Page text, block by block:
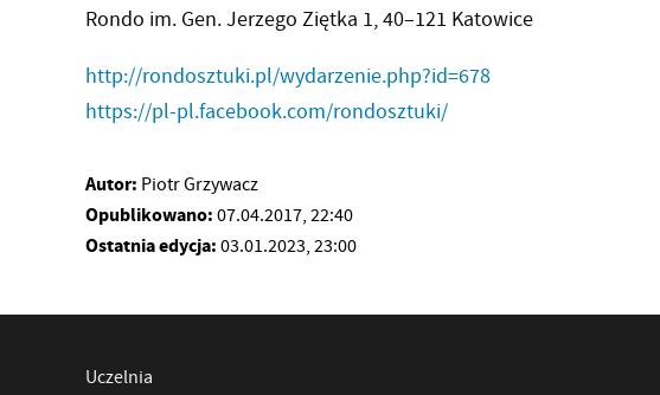
Rondo im. Gen. Jerzego Ziętka 1, 40–121 Katowice
http://rondosztuki.pl/wydarzenie.php?id=678
https://pl-pl.facebook.com/rondosztuki/
Autor: Piotr Grzywacz
Opublikowano: 07.04.2017, 22:40
Ostatnia edycja: 03.01.2023, 23:00
Uczelnia